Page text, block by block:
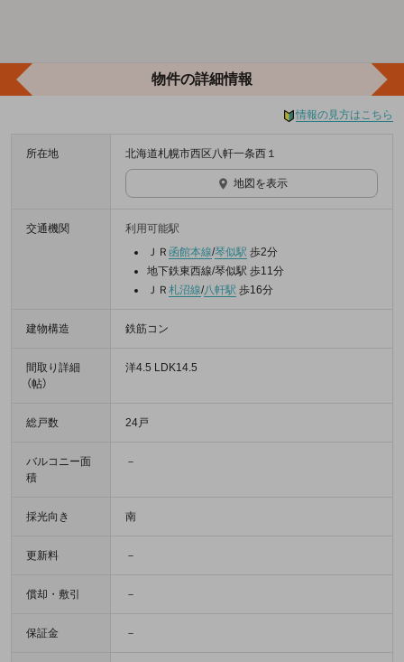
物件の詳細情報
情報の見方はこちら
所在地 北海道札幌市西区八軒一条西１
地図を表示
交通機関
利用可能駅
ＪＲ 函館本線/琴似駅 歩2分
地下鉄東西線/琴似駅 歩11分
ＪＲ 札沼線/八軒駅 歩16分
建物構造 鉄筋コン
間取り詳細
（帖）
洋4.5 LDK14.5
総戸数 24戸
バルコニー面
積
－
採光向き 南
更新料 －
償却・敷引 －
保証金 －